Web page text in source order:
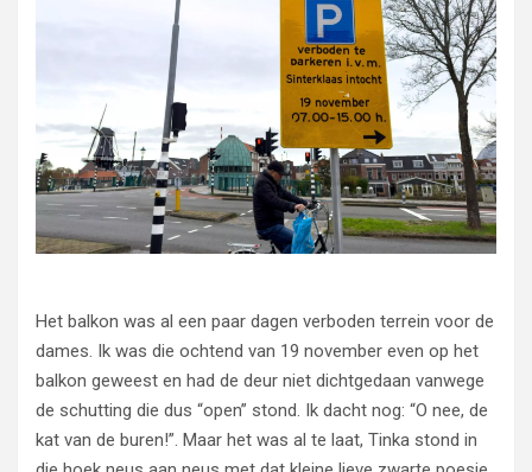
Het balkon was al een paar dagen verboden terrein voor de
dames. Ik was die ochtend van 19 november even op het
balkon geweest en had de deur niet dichtgedaan vanwege
de schutting die dus “open” stond. Ik dacht nog: “O nee, de
kat van de buren!”. Maar het was al te laat, Tinka stond in